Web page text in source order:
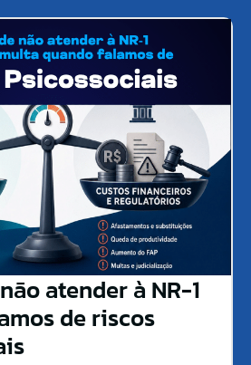
atender à NR-1
de riscos